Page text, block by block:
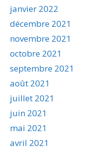
janvier 2022
décembre 2021
novembre 2021
octobre 2021
septembre 2021
août 2021
juillet 2021
juin 2021
mai 2021
avril 2021